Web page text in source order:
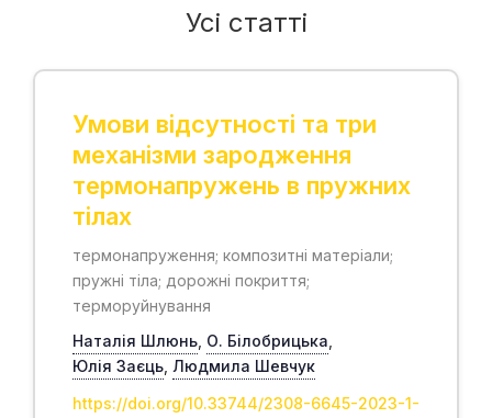
Усі статті
Умови відсутності та три
механізми зародження
термонапружень в пружних
тілах
термонапруження; композитні матеріали;
пружні тіла; дорожні покриття;
терморуйнування
Наталія Шлюнь О. Білобрицька
Юлія Заєць Людмила Шевчук
https://doi.org/10.33744/2308-6645-2023-1-